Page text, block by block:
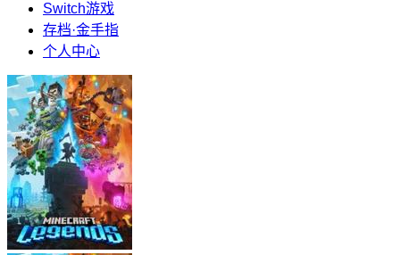
Switch游戏
存档·金手指
个人中心